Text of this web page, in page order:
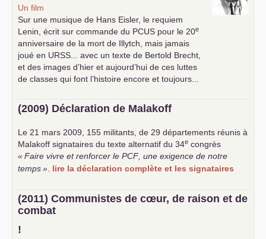
Un film
Sur une musique de Hans Eisler, le requiem
Lenin, écrit sur commande du PCUS pour le 20e
anniversaire de la mort de Illytch, mais jamais
joué en URSS ... avec un texte de Bertold Brecht,
et des images d’hier et aujourd’hui de ces luttes
de classes qui font l’histoire encore et toujours...
(2009) Déclaration de Malakoff
Le 21 mars 2009, 155 militants, de 29 départements réunis à
Malakoff signataires du texte alternatif du 34e congrès
«Faire vivre et renforcer le PCF , une exigence de notre
temps» lire la déclaration complète et les signataires
(2011) Communistes de cœur, de raison et de
combat
!